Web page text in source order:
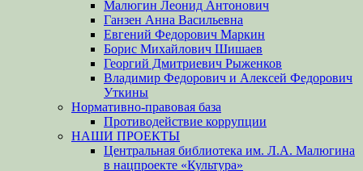
Малюгин Леонид Антонович
Ганзен Анна Васильевна
Евгений Федорович Маркин
Борис Михайлович Шишаев
Георгий Дмитриевич Рыженков
Владимир Федорович и Алексей Федорович
Уткины
Нормативно-правовая база
Противодействие коррупции
НАШИ ПРОЕКТЫ
Центральная библиотека им. Л.А. Малюгина
в нацпроекте «Культура»